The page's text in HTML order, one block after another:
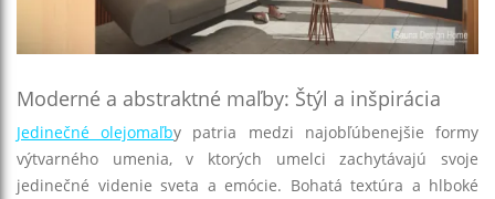
Moderné a abstraktné maľby: Štýl a inšpirácia
Jedinečné olejomaľby patria medzi najobľúbenejšie formy
výtvarného umenia, v ktorých umelci zachytávajú svoje
jedinečné videnie sveta a emócie. Bohatá textúra a hlboké